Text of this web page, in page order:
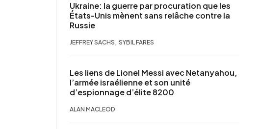
Ukraine: la guerre par procuration que les
États-Unis mènent sans relâche contre la
Russie
JEFFREY SACHS , SYBIL FARES
Les liens de Lionel Messi avec Netanyahou,
l’armée israélienne et son unité
d’espionnage d’élite 8200
ALAN MACLEOD